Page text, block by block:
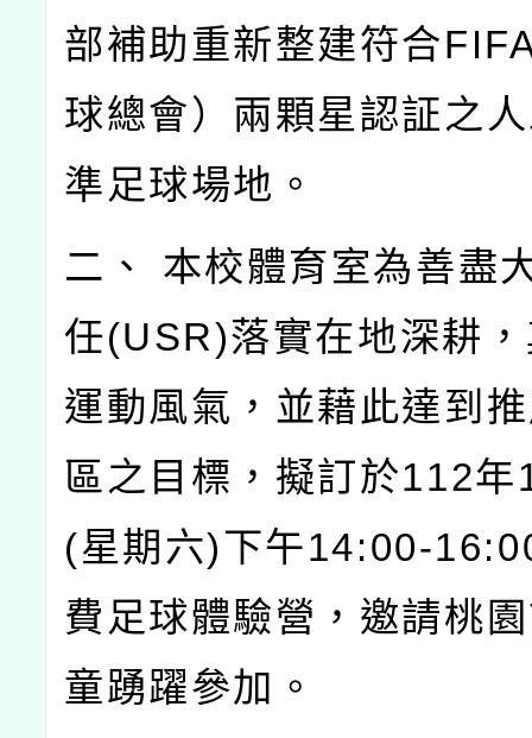
部補助重新整建符合
球總會）兩顆星認証之
準足球場地。
二、 本校體育室為善盡
任(USR)落實在地深耕
運動風氣，並藉此達到
區之目標，擬訂於112
(星期六)下午14:00-
費足球體驗營，邀請桃
童踴躍參加。